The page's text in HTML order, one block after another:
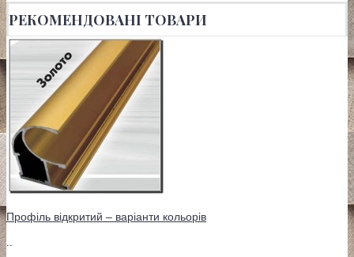
РЕКОМЕНДОВАНІ ТОВАРИ
Профіль відкритий – варіанти кольорів
..